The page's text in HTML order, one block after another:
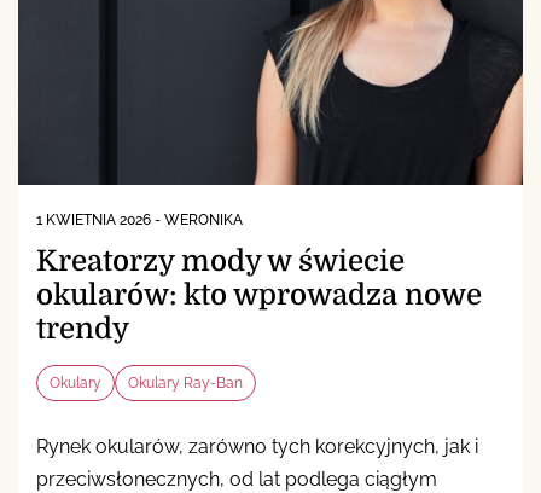
1 KWIETNIA 2026 - WERONIKA
Kreatorzy mody w świecie
okularów: kto wprowadza nowe
trendy
Okulary Okulary Ray-Ban
Rynek okularów, zarówno tych korekcyjnych, jak i
przeciwsłonecznych, od lat podlega ciągłym